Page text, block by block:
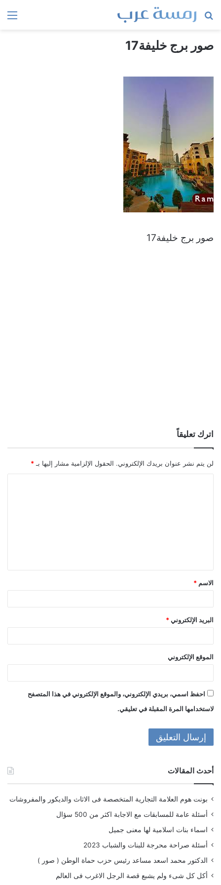
بحث
صور برج خليفة17
صور برج خليفة17
اترك تعليقاً
لن يتم نشر عنوان بريدك الإلكتروني. الحقول الإلزامية مشار إليها بـ *
ق
*
الاسم *
البريد الإلكتروني *
الموقع الإلكتروني
احفظ اسمي، بريدي الإلكتروني، والموقع الإلكتروني في هذا المتصفح
لاستخدامها المرة المقبلة في تعليقي.
أحدث المقالات
بونت هوم العلامة التجارية المتخصصة فى الاثاث والديكور والمفروشات
أسئلة عامة للمسابقات مع الاجابة اكثر من 500 سؤال
اسماء بنات اسلامية لها معنى جميل
أسئلة صراحة محرجة للبنات والشباب 2023
الدكتور محمد اسعد مساعد رئيس حزب حماة الوطن ( صور )
أكل كل شىء ولم يشبع قصة الرجل الاغرب فى العالم